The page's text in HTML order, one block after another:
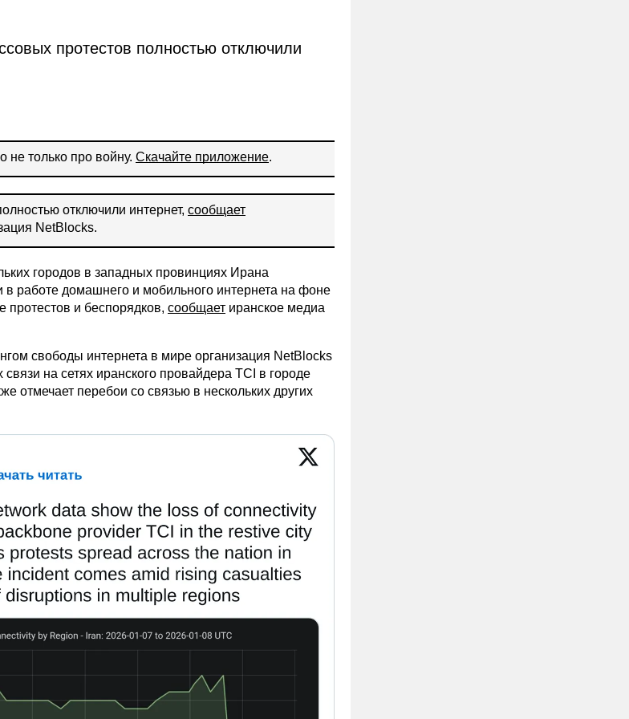
протестов полностью отключили
не только про войну. Скачайте приложение.
отключили интернет, сообщает
NetBlocks.
городов в западных провинциях Ирана
в работе домашнего и мобильного интернета на фоне
и беспорядков, сообщает иранское медиа
свободы интернета в мире организация NetBlocks
связи на сетях иранского провайдера TCI в городе
отмечает перебои со связью в нескольких других